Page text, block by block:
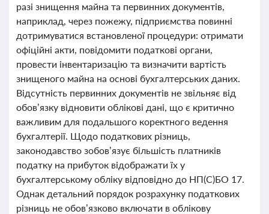
разі знищення майна та первинних документів,
наприклад, через пожежу, підприємства повинні
дотримуватися встановленої процедури: отримати
офіційні акти, повідомити податкові органи,
провести інвентаризацію та визначити вартість
знищеного майна на основі бухгалтерських даних.
Відсутність первинних документів не звільняє від
обов’язку відновити облікові дані, що є критично
важливим для подальшого коректного ведення
бухгалтерії. Щодо податкових різниць,
законодавство зобов’язує більшість платників
податку на прибуток відображати їх у
бухгалтерському обліку відповідно до НП(С)БО 17.
Однак детальний порядок розрахунку податкових
різниць не обов’язково включати в облікову